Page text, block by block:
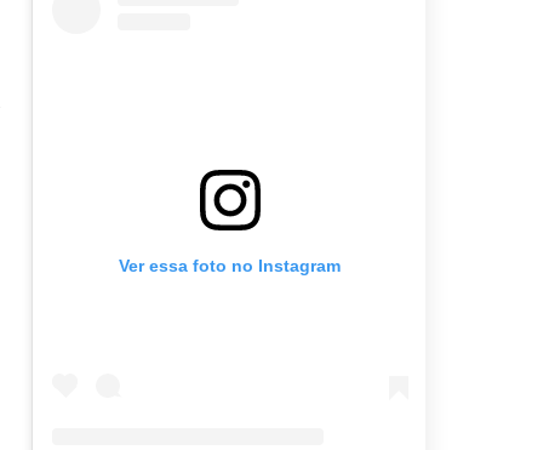
Ver essa foto no Instagram